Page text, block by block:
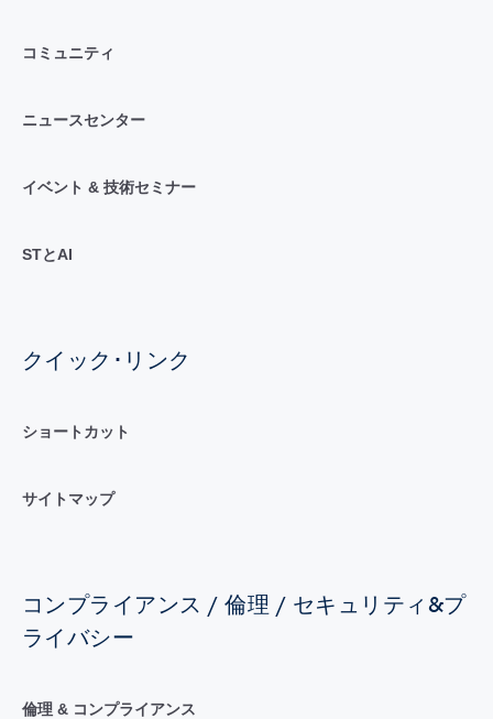
コミュニティ
ニュースセンター
イベント & 技術セミナー
STとAI
クイック･リンク
ショートカット
サイトマップ
コンプライアンス / 倫理 / セキュリティ&プ
ライバシー
倫理 & コンプライアンス